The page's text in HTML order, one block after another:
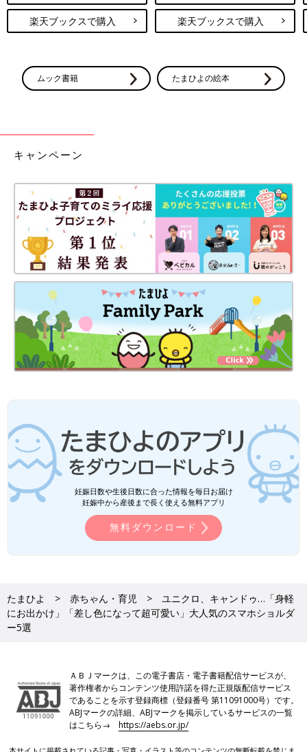
楽天ブックスで購入 楽天ブックスで購入
ムック書籍 たまひよの絵本
キャンペーン
妊娠日数や生後日数に合った情報を毎日お届け
妊娠中から産後まで長く使える無料アプリ
無料ダウンロード
たまひよ 赤ちゃん・育児
ユニクロ、キャンドゥ…「身軽
にお出かけ」「差し色になって超可愛い」大人気のスマホショルダ
ー5選
ＡＢＪマークは、この電子書店・電子書籍配信サービスが、
著作権者からコンテンツ使用許諾を得た正規版配信サービス
であることを示す登録商標（登録番号 第11091000号）です。
ABJマークの詳細、ABJマークを掲示しているサービスの一覧
はこちら→https://aebs.or.jp/